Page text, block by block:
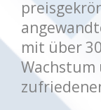
mit über
Wachstum